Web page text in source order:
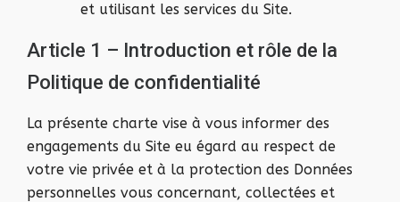
et utilisant les services du Site.
Article 1 – Introduction et rôle de la
Politique de confidentialité
La présente charte vise à vous informer des
engagements du Site eu égard au respect de
votre vie privée et à la protection des Données
personnelles vous concernant, collectées et